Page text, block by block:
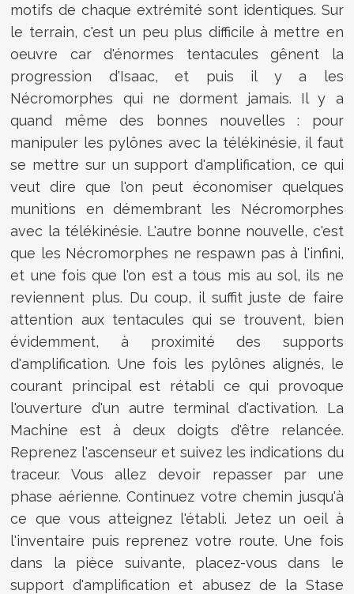
motifs de chaque extrémité sont identiques. Sur
le terrain, c'est un peu plus difficile à mettre en
oeuvre car d'énormes tentacules gênent la
progression d'Isaac, et puis il y a les
Nécromorphes qui ne dorment jamais. Il y a
quand même des bonnes nouvelles : pour
manipuler les pylônes avec la télékinésie, il faut
se mettre sur un support d'amplification, ce qui
veut dire que l'on peut économiser quelques
munitions en démembrant les Nécromorphes
avec la télékinésie. L'autre bonne nouvelle, c'est
que les Nécromorphes ne respawn pas à l'infini,
et une fois que l'on est a tous mis au sol, ils ne
reviennent plus. Du coup, il suffit juste de faire
attention aux tentacules qui se trouvent, bien
évidemment, à proximité des supports
d'amplification. Une fois les pylônes alignés, le
courant principal est rétabli ce qui provoque
l'ouverture d'un autre terminal d'activation. La
Machine est à deux doigts d'être relancée.
Reprenez l'ascenseur et suivez les indications du
traceur. Vous allez devoir repasser par une
phase aérienne. Continuez votre chemin jusqu'à
ce que vous atteignez l'établi. Jetez un oeil à
l'inventaire puis reprenez votre route. Une fois
dans la pièce suivante, placez-vous dans le
support d'amplification et abusez de la Stase